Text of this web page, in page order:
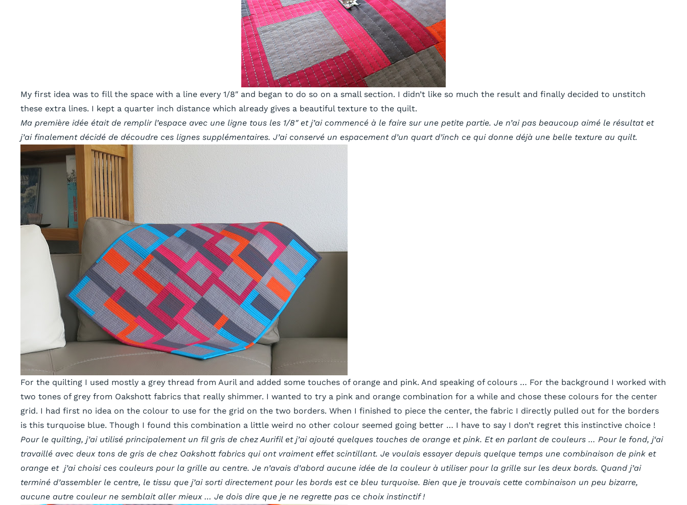
My first idea was to fill the space with a line every 1/8″ and began to do so on a small section. I didn’t like so much the result and finally decided to unstitch
these extra lines. I kept a quarter inch distance which already gives a beautiful texture to the quilt.
Ma première idée était de remplir l’espace avec une ligne tous les 1/8″ et j’ai commencé à le faire sur une petite partie. Je n’ai pas beaucoup aimé le résultat et
j’ai finalement décidé de découdre ces lignes supplémentaires. J’ai conservé un espacement d’un quart d’inch ce qui donne déjà une belle texture au quilt.
For the quilting I used mostly a grey thread from Auril and added some touches of orange and pink. And speaking of colours … For the background I worked with
two tones of grey from Oakshott fabrics that really shimmer. I wanted to try a pink and orange combination for a while and chose these colours for the center
grid. I had first no idea on the colour to use for the grid on the two borders. When I finished to piece the center, the fabric I directly pulled out for the borders
is this turquoise blue. Though I found this combination a little weird no other colour seemed going better … I have to say I don’t regret this instinctive choice !
Pour le quilting, j’ai utilisé principalement un fil gris de chez Aurifil et j’ai ajouté quelques touches de orange et pink. Et en parlant de couleurs … Pour le fond, j‘ai
travaillé avec deux tons de gris de chez Oakshott fabrics qui ont vraiment effet scintillant. Je voulais essayer depuis quelque temps une combinaison de pink et
orange et j’ai choisi ces couleurs pour la grille au centre. Je n’avais d’abord aucune idée de la couleur à utiliser pour la grille sur les deux bords. Quand j’ai
terminé d’assembler le centre, le tissu que j’ai sorti directement pour les bords est ce bleu turquoise. Bien que je trouvais cette combinaison un peu bizarre,
aucune autre couleur ne semblait aller mieux … Je dois dire que je ne regrette pas ce choix instinctif !